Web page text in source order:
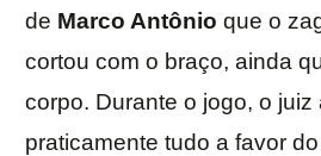
de Marco Antônio que o
cortou com o braço, ainda
corpo. Durante o jogo, o juiz
praticamente tudo a favor do